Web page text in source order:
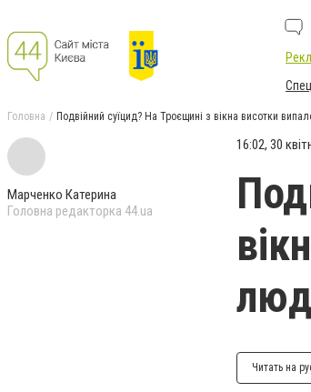
Головна Подвійний суїцид? На Троєщині з вікна висотки
Марченко Катерина
Головна редакторка 44.ua
16:02, 30
Читать на